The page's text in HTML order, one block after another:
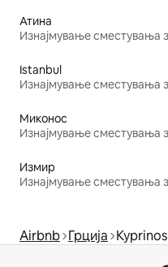
Атина
Istanbul
Миконос
Измир
Airbnb Грција Kyprinos